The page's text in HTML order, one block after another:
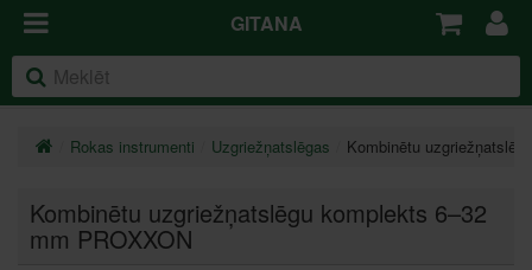
GITANA
Rokas instrumenti Uzgriežņatslēgas Kombinētu
Kombinētu uzgriežņatslēgu komplekts 6–32
mm PROXXON